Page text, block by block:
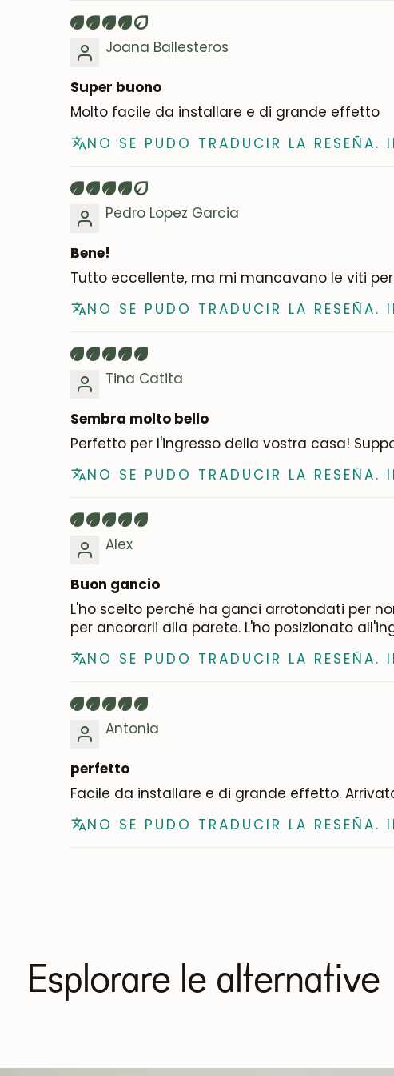
Joana Ballesteros
Super buono
Molto facile da installare e di grande effetto
NO SE PUDO TRADUCIR LA RESEÑA.
Pedro Lopez Garcia
Bene!
Tutto eccellente, ma mi mancavano le viti per
NO SE PUDO TRADUCIR LA RESEÑA.
Tina Catita
Sembra molto bello
Perfetto per l'ingresso della vostra casa!
NO SE PUDO TRADUCIR LA RESEÑA.
Alex
Buon gancio
L'ho scelto perché ha ganci arrotondati per
per ancorarli alla parete. L'ho posizionato
NO SE PUDO TRADUCIR LA RESEÑA.
Antonia
perfetto
Facile da installare e di grande effetto.
NO SE PUDO TRADUCIR LA RESEÑA.
Esplorare le alternative